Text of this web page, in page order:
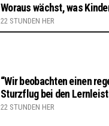
Woraus wächst, was
22 STUNDEN HER
“Wir beobachten einen
Sturzflug bei den
22 STUNDEN HER